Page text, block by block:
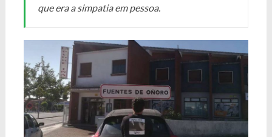
que era a simpatia em pessoa.